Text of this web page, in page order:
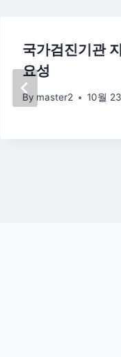
국가검진기관
요성
By master2 10월